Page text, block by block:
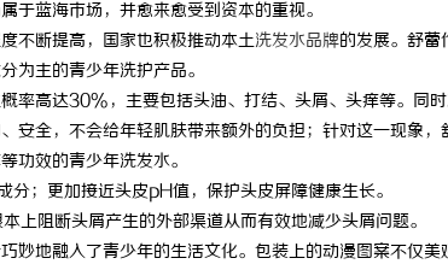
于蓝海市场，并愈来愈受到资本的重视。
不断提高，国家也积极推动本土洗发水品牌的发展。舒蕾
为主的青少年洗护产品。
率高达30%，主要包括头油、打结、头屑、头痒等。同时
安全，不会给年轻肌肤带来额外的负担；针对这一现象，
功效的青少年洗发水。
；更加接近头皮pH值，保护头皮屏障健康生长。
阻断头屑产生的外部渠道从而有效地减少头屑问题。
妙地融入了青少年的生活文化。包装上的动漫图案不仅美